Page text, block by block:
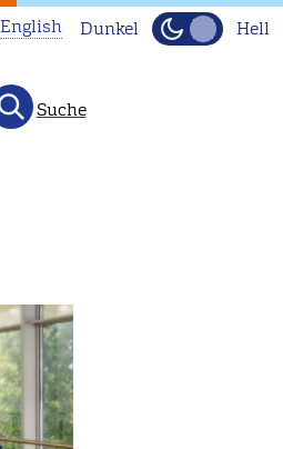
This
page
Head
to
our
English
main
English Dunkel Hell
Suche